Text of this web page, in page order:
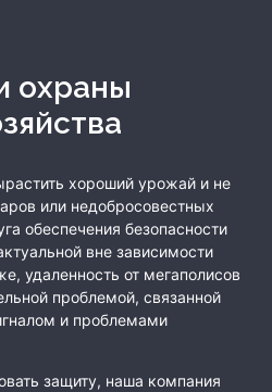
хороший урожай и не
или недобросовестных
обеспечения безопасности
вне зависимости
удаленность от мегаполисов
проблемой, связанной
и проблемами
защиту, наша компания